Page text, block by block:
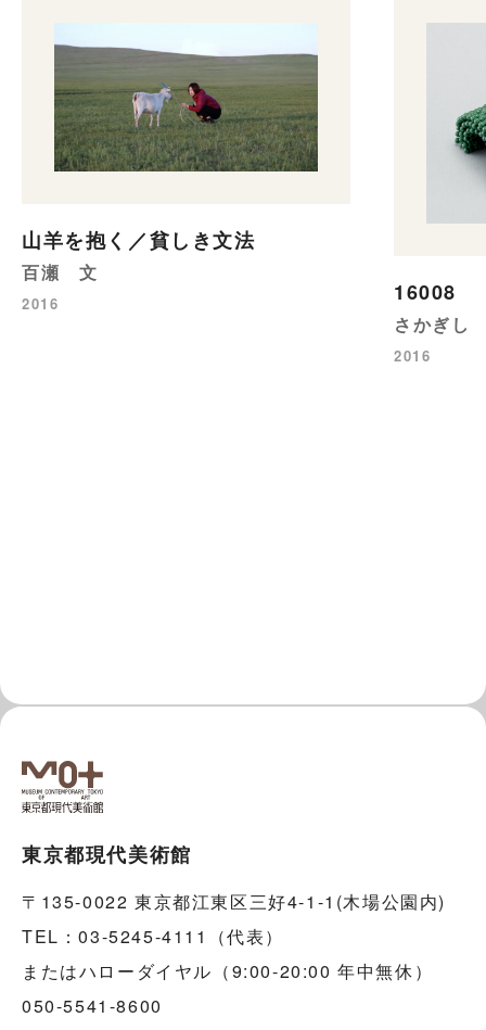
山羊を抱く／貧しき文法
百瀬 文
2016 16008
さかぎし
2016
東京都現代美術館
〒135-0022 東京都江東区三好4-1-1(木場公園内)
TEL：03-5245-4111（代表）
またはハローダイヤル（9:00-20:00 年中無休）
050-5541-8600